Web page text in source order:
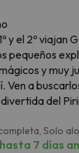
y el 2º viajan
pequeños
y muy
Ven a
del
Solo
7 días